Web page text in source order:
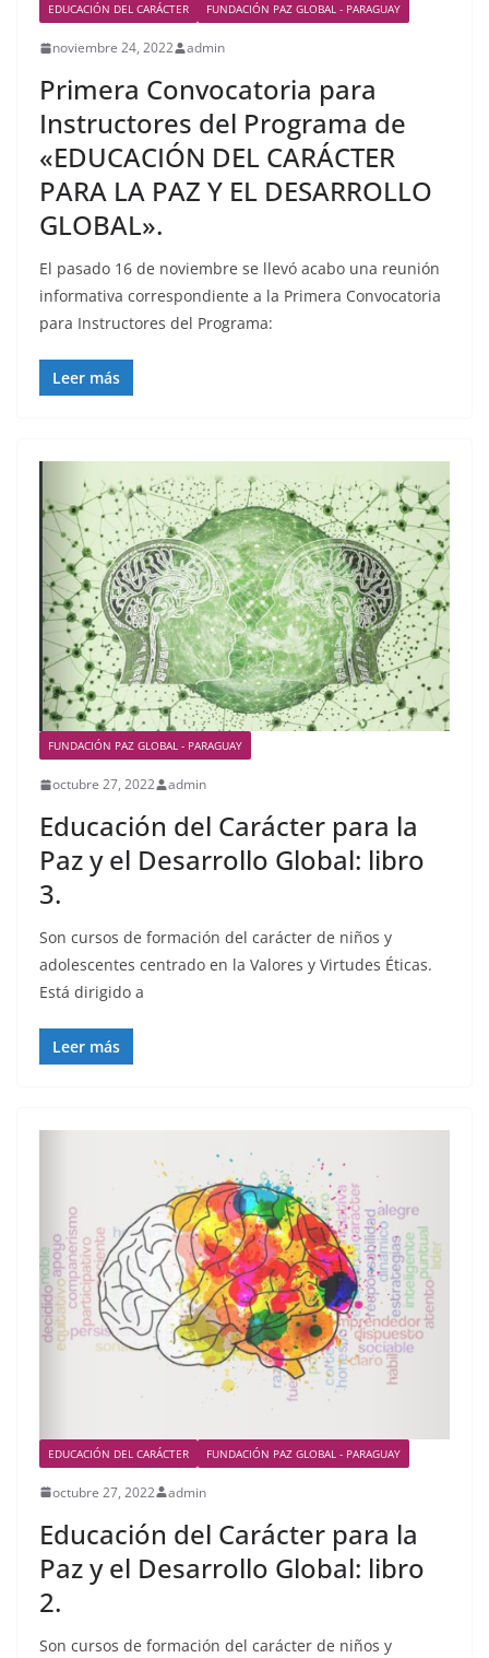
EDUCACIÓN DEL CARÁCTER FUNDACIÓN PAZ GLOBAL - PARAGUAY
noviembre 24, 2022 admin
Primera Convocatoria para
Instructores del Programa de
«EDUCACIÓN DEL CARÁCTER
PARA LA PAZ Y EL DESARROLLO
GLOBAL».
El pasado 16 de noviembre se llevó acabo una reunión
informativa correspondiente a la Primera Convocatoria
para Instructores del Programa:
Leer más
FUNDACIÓN PAZ GLOBAL - PARAGUAY
octubre 27, 2022 admin
Educación del Carácter para la
Paz y el Desarrollo Global: libro
3.
Son cursos de formación del carácter de niños y
adolescentes centrado en la Valores y Virtudes Éticas.
Está dirigido a
Leer más
EDUCACIÓN DEL CARÁCTER FUNDACIÓN PAZ GLOBAL - PARAGUAY
octubre 27, 2022 admin
Educación del Carácter para la
Paz y el Desarrollo Global: libro
2.
Son cursos de formación del carácter de niños y